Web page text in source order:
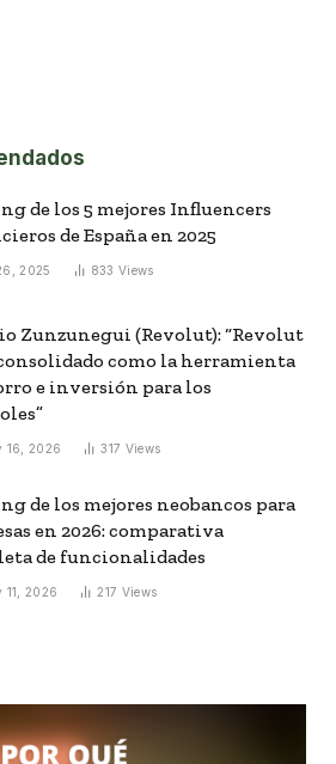
de los 5 mejores Influencers
de España en 2025
2025 833Views
Zunzunegui (Revolut): “Revolut
como la herramienta
e inversión para los
16, 2026 317 Views
de los mejores neobancos para
en 2026: comparativa
de funcionalidades
11, 2026 217 Views